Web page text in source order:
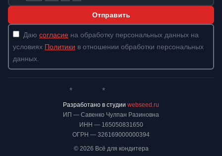
Отправить
Даю согласие на обработку персональных данных на
условиях Политики в отношении обработки персональных
данных.
ИП — Савенко Чулпан Разиновна
ИНН — 165050831650
ОГРН — 326169000000394
© 2026 Всё для кондитера
* *
Разработано в студии webseed.ru